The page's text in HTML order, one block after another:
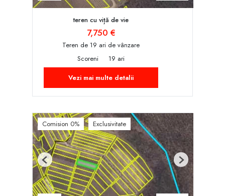
teren cu viță de vie
7,750 €
Teren de 19 ari de vânzare
Scoreni
19 ari
Vezi mai multe detalii
Comision 0% Exclusivitate
Previous Next